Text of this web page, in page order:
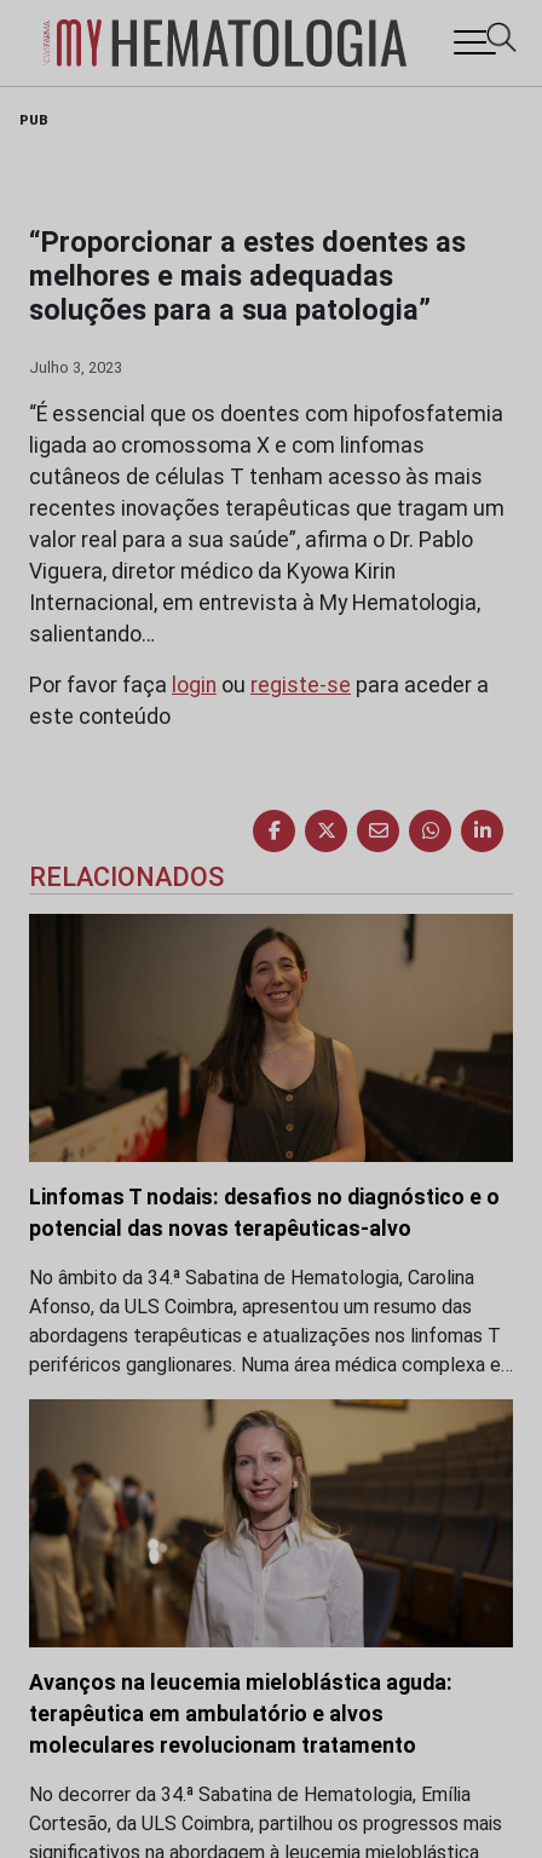
PUB
“Proporcionar a estes doentes as
melhores e mais adequadas
soluções para a sua patologia”
Julho 3, 2023
“É essencial que os doentes com hipofosfatemia
ligada ao cromossoma X e com linfomas
cutâneos de células T tenham acesso às mais
recentes inovações terapêuticas que tragam um
valor real para a sua saúde”, afirma o Dr. Pablo
Viguera, diretor médico da Kyowa Kirin
Internacional, em entrevista à My Hematologia,
salientando…
Por favor faça login ou registe-se para aceder a
este conteúdo
RELACIONADOS
Linfomas T nodais: desafios no diagnóstico e o
potencial das novas terapêuticas-alvo
No âmbito da 34.ª Sabatina de Hematologia, Carolina
Afonso, da ULS Coimbra, apresentou um resumo das
abordagens terapêuticas e atualizações nos linfomas T
periféricos ganglionares. Numa área médica complexa e…
Avanços na leucemia mieloblástica aguda:
terapêutica em ambulatório e alvos
moleculares revolucionam tratamento
No decorrer da 34.ª Sabatina de Hematologia, Emília
Cortesão, da ULS Coimbra, partilhou os progressos mais
significativos na abordagem à leucemia mieloblástica